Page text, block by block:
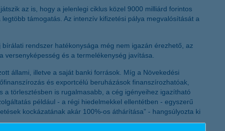
az is, hogy a jelenlegi ciklus közel 9000 milliárd forintos
támogatás. Az intenzív kifizetési pálya megvalósítását a
rendszer hatékonysága még nem igazán érezhető, az
és a termelékenység javítása.
állami, illetve a saját banki források. Míg a Növekedési
és exportcélú beruházások finanszírozhatóak,
törlesztésben is rugalmasabb, a cég igényeihez igazítható
például - a régi hiedelmekkel ellentétben - egyszerű
kockázatának akár 100%-os áthárítása” - hangsúlyozta ki